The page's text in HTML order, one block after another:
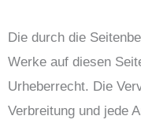
Die durch die
Werke auf diesen
Urheberrecht. Die
Verbreitung und jede